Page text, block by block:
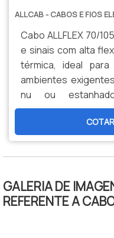
ALLCAB - CABOS E FIOS
Cabo ALLFLEX 70/
e sinais com alta
térmica, ideal para
ambientes
nu ou
durabilidade,
manutenção.
produção nacional
especializada para
GALERIA DE
REFERENTE A